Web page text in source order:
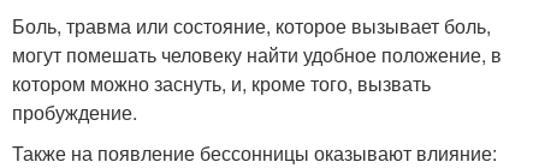
Боль, травма или состояние, которое вызывает боль,
могут помешать человеку найти удобное положение, в
котором можно заснуть, и, кроме того, вызвать
пробуждение.
Также на появление бессонницы оказывают влияние: